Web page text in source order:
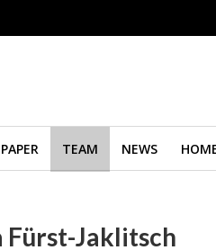
TEAM NEWS
Fürst-Jaklitsch